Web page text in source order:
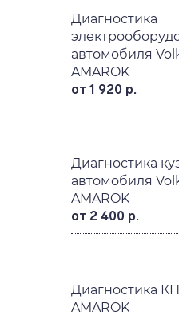
Диагностика
автомобиля
AMAROK
от 1 920 р.
Диагностика
автомобиля
AMAROK
от 2 400 р.
Диагностика
AMAROK